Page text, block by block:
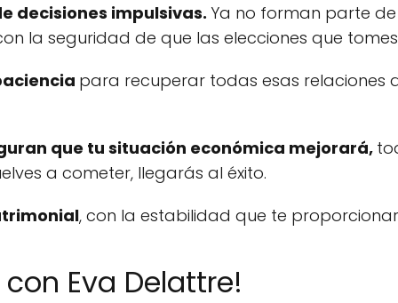
decisiones impulsivas. Ya no forman parte
la seguridad de que las elecciones que
para recuperar todas esas relaciones
que tu situación económica mejorará,
a cometer, llegarás al éxito.
, con la estabilidad que te
Eva Delattre!